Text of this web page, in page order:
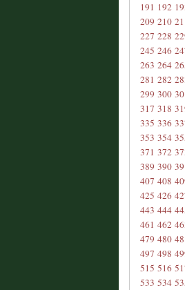
191 192
209 210
227 228
245 246
263 264
281 282
299 300
317 318
335 336
353 354
371 372
389 390
407 408
425 426
443 444
461 462
479 480
497 498
515 516
533 534